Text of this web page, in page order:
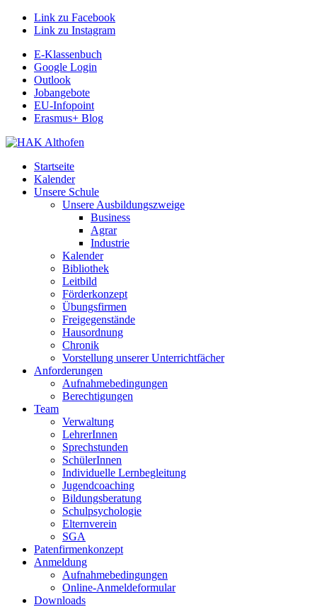
Link zu Facebook
Link zu Instagram
E-Klassenbuch
Google Login
Outlook
Jobangebote
EU-Infopoint
Erasmus+ Blog
Startseite
Kalender
Unsere Schule
Unsere Ausbildungszweige
Business
Agrar
Industrie
Kalender
Bibliothek
Leitbild
Förderkonzept
Übungsfirmen
Freigegenstände
Hausordnung
Chronik
Vorstellung unserer Unterrichtfächer
Anforderungen
Aufnahmebedingungen
Berechtigungen
Team
Verwaltung
LehrerInnen
Sprechstunden
SchülerInnen
Individuelle Lernbegleitung
Jugendcoaching
Bildungsberatung
Schulpsychologie
Elternverein
SGA
Patenfirmenkonzept
Anmeldung
Aufnahmebedingungen
Online-Anmeldeformular
Downloads